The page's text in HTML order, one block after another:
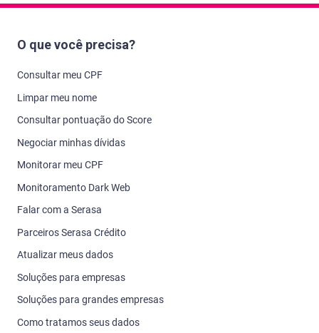
O que você precisa?
Consultar meu CPF
Limpar meu nome
Consultar pontuação do Score
Negociar minhas dívidas
Monitorar meu CPF
Monitoramento Dark Web
Falar com a Serasa
Parceiros Serasa Crédito
Atualizar meus dados
Soluções para empresas
Soluções para grandes empresas
Como tratamos seus dados